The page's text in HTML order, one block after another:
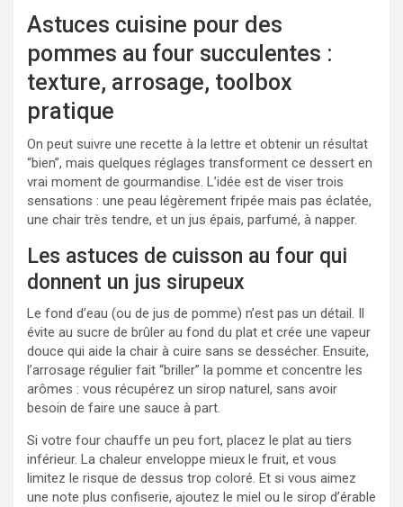
Astuces cuisine pour des
pommes au four succulentes :
texture, arrosage, toolbox
pratique
On peut suivre une recette à la lettre et obtenir un résultat
“bien”, mais quelques réglages transforment ce dessert en
vrai moment de gourmandise. L’idée est de viser trois
sensations : une peau légèrement fripée mais pas éclatée,
une chair très tendre, et un jus épais, parfumé, à napper.
Les astuces de cuisson au four qui
donnent un jus sirupeux
Le fond d’eau (ou de jus de pomme) n’est pas un détail. Il
évite au sucre de brûler au fond du plat et crée une vapeur
douce qui aide la chair à cuire sans se dessécher. Ensuite,
l’arrosage régulier fait “briller” la pomme et concentre les
arômes : vous récupérez un sirop naturel, sans avoir
besoin de faire une sauce à part.
Si votre four chauffe un peu fort, placez le plat au tiers
inférieur. La chaleur enveloppe mieux le fruit, et vous
limitez le risque de dessus trop coloré. Et si vous aimez
une note plus confiserie, ajoutez le miel ou le sirop d’érable